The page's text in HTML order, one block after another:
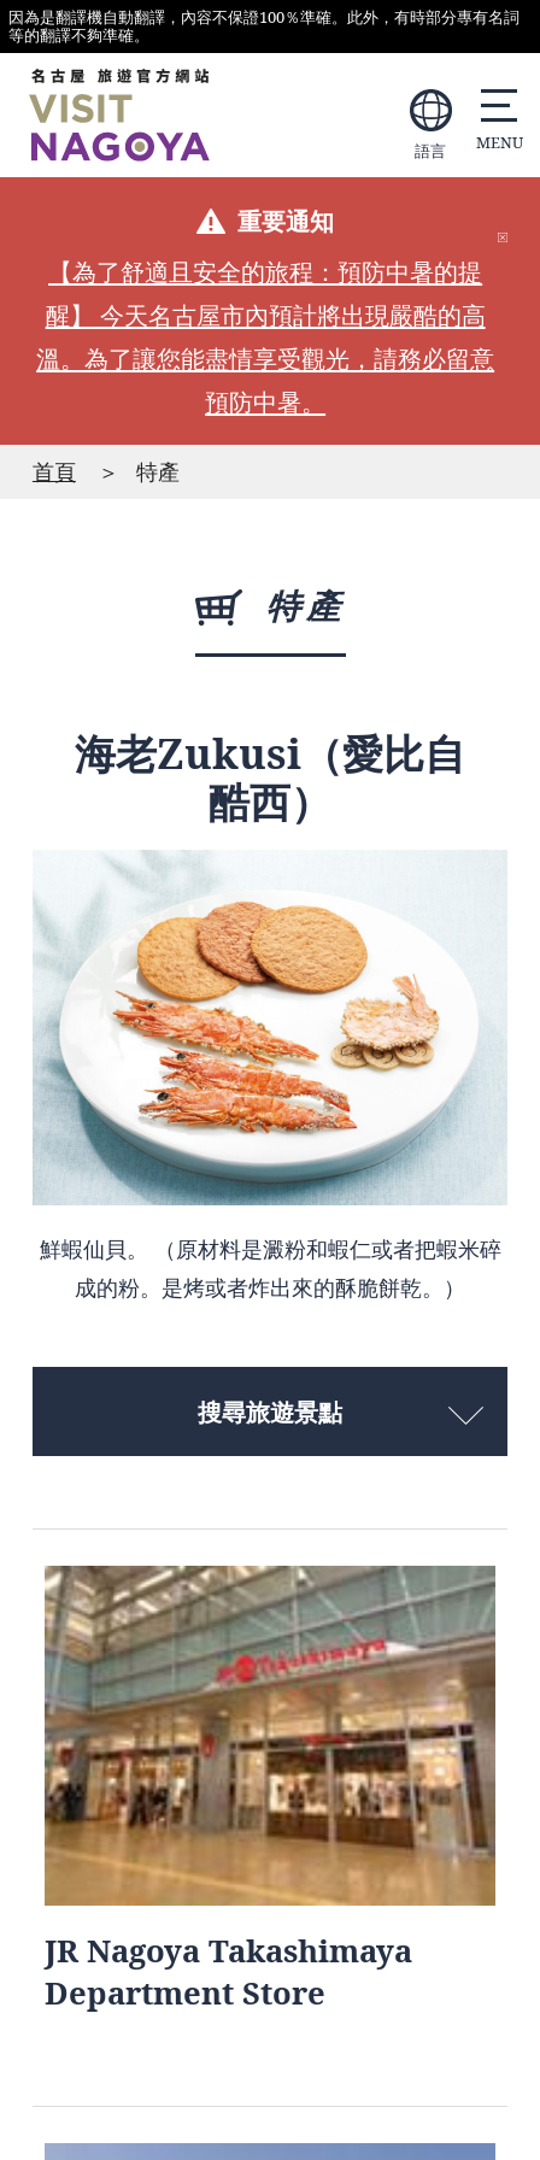
因為是翻譯機自動翻譯，內容不保證100％準確。此外，有時部分專有名詞
等的翻譯不夠準確。
語言
重要通知
【為了舒適且安全的旅程：預防中暑的提
醒】 今天名古屋市內預計將出現嚴酷的高
溫。為了讓您能盡情享受觀光，請務必留意
預防中暑。
首頁 特產
特產
海老Zukusi（愛比自
酷西）
鮮蝦仙貝。 （原材料是澱粉和蝦仁或者把蝦米碎
成的粉。是烤或者炸出來的酥脆餅乾。）
搜尋旅遊景點
JR Nagoya Takashimaya
Department Store